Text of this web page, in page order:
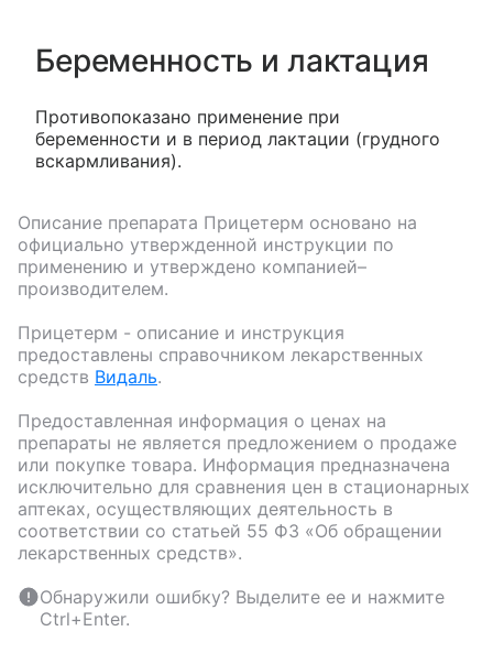
Беременность и лактация
Противопоказано применение при
беременности и в период лактации (грудного
вскармливания).
Описание препарата Прицетерм основано на
официально утвержденной инструкции по
применению и утверждено компанией–
производителем.
Прицетерм - описание и инструкция
предоставлены справочником лекарственных
средств Видаль.
Предоставленная информация о ценах на
препараты не является предложением о продаже
или покупке товара. Информация предназначена
исключительно для сравнения цен в стационарных
аптеках, осуществляющих деятельность в
соответствии со статьей 55 ФЗ «Об обращении
лекарственных средств».
Обнаружили ошибку? Выделите ее и нажмите
Ctrl+Enter.